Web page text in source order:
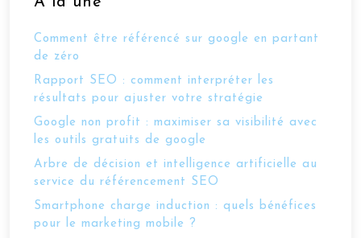
Comment être référencé sur google en partant
de zéro
Rapport SEO : comment interpréter les
résultats pour ajuster votre stratégie
Google non profit : maximiser sa visibilité avec
les outils gratuits de google
Arbre de décision et intelligence artificielle au
service du référencement SEO
Smartphone charge induction : quels bénéfices
pour le marketing mobile ?